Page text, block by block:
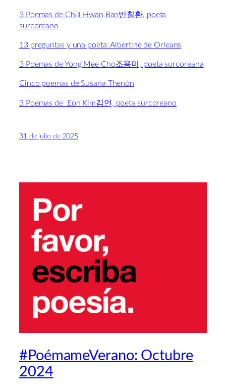
3 Poemas de Chill Hwan Ban반칠환, poeta
surcoreano
13 preguntas y una poeta: Albertine de Orleans
3 Poemas de Yong Mee Cho조용미, poeta surcoreana
Cinco poemas de Susana Thenón
3 Poemas de Eon Kim김언, poeta surcoreano
31 de julio de 2025
#PoémameVerano: Octubre
2024